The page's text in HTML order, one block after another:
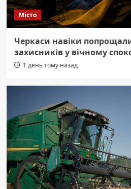
Місто
Черкаси навіки
захисників у вічному
1 день тому назад